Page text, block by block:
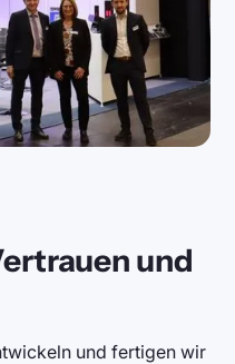
und
und fertigen wir